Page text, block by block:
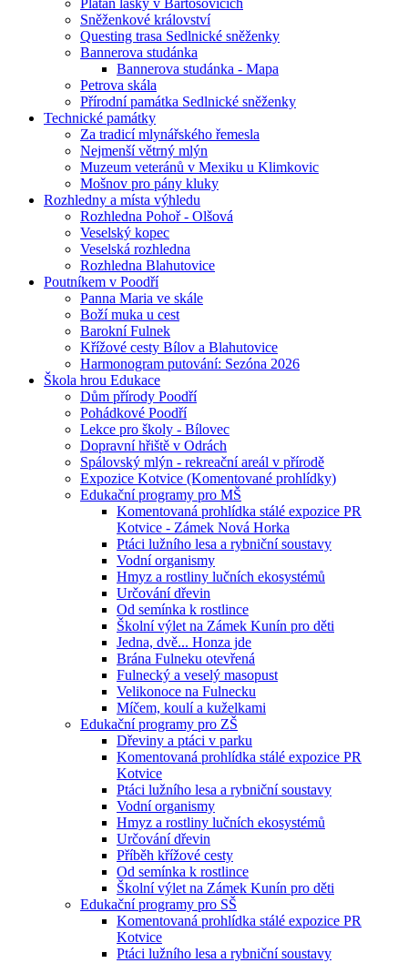
Platan lásky v Bartošovicích
Sněženkové království
Questing trasa Sedlnické sněženky
Bannerova studánka
Bannerova studánka - Mapa
Petrova skála
Přírodní památka Sedlnické sněženky
Technické památky
Za tradicí mlynářského řemesla
Nejmenší větrný mlýn
Muzeum veteránů v Mexiku u Klimkovic
Mošnov pro pány kluky
Rozhledny a místa výhledu
Rozhledna Pohoř - Olšová
Veselský kopec
Veselská rozhledna
Rozhledna Blahutovice
Poutníkem v Poodří
Panna Maria ve skále
Boží muka u cest
Barokní Fulnek
Křížové cesty Bílov a Blahutovice
Harmonogram putování: Sezóna 2026
Škola hrou Edukace
Dům přírody Poodří
Pohádkové Poodří
Lekce pro školy - Bílovec
Dopravní hřiště v Odrách
Spálovský mlýn - rekreační areál v přírodě
Expozice Kotvice (Komentované prohlídky)
Edukační programy pro MŠ
Komentovaná prohlídka stálé expozice PR
Kotvice - Zámek Nová Horka
Ptáci lužního lesa a rybniční soustavy
Vodní organismy
Hmyz a rostliny lučních ekosystémů
Určování dřevin
Od semínka k rostlince
Školní výlet na Zámek Kunín pro děti
Jedna, dvě... Honza jde
Brána Fulneku otevřená
Fulnecký a veselý masopust
Velikonoce na Fulnecku
Míčem, koulí a kuželkami
Edukační programy pro ZŠ
Dřeviny a ptáci v parku
Komentovaná prohlídka stálé expozice PR
Kotvice
Ptáci lužního lesa a rybniční soustavy
Vodní organismy
Hmyz a rostliny lučních ekosystémů
Určování dřevin
Příběh křížové cesty
Od semínka k rostlince
Školní výlet na Zámek Kunín pro děti
Edukační programy pro SŠ
Komentovaná prohlídka stálé expozice PR
Kotvice
Ptáci lužního lesa a rybniční soustavy